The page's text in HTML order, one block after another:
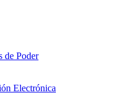
de Poder
Electrónica